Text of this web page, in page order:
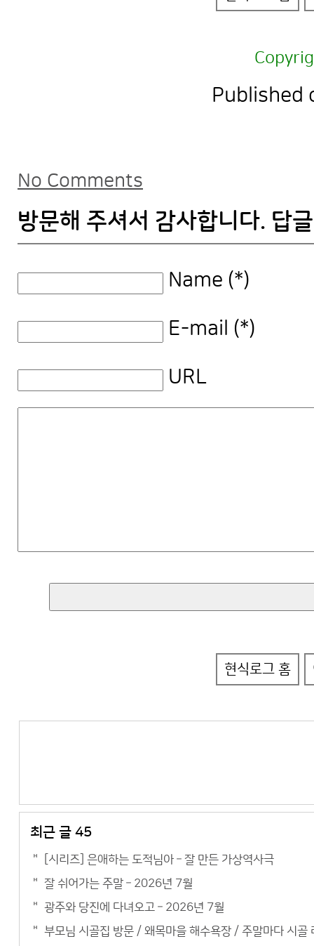
Published
No Comments
방문해 주셔서 감사합니다. 답
Name (*)
E-mail (*)
URL
현식로그 홈
최근 글 45
[시리즈] 은애하는 도적님아 – 잘 만든 가상역사극
잘 쉬어가는 주말 – 2026년 7월
광주와 당진에 다녀오고 – 2026년 7월
부모님 시골집 방문 / 왜목마을 해수욕장 / 주말마다 시